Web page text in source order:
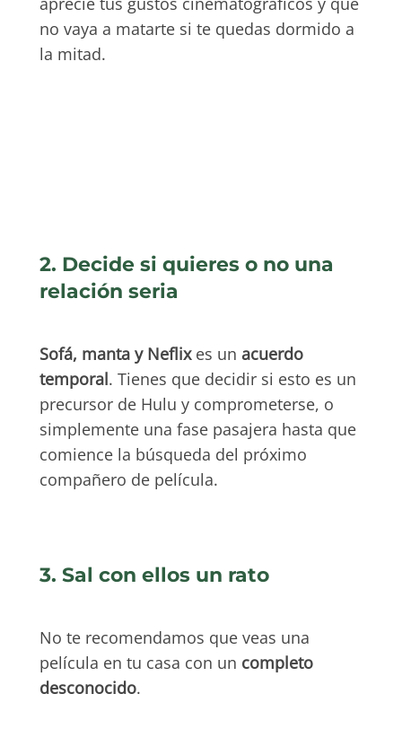
no vaya a matarte si te quedas dormido a
la mitad.
2. Decide si quieres o no una
relación seria
Sofá, manta y Neflixes un acuerdo
temporal. Tienes que decidir si esto es un
precursor de Hulu y comprometerse, o
simplemente una fase pasajera hasta que
comience la búsqueda del próximo
compañero de película.
3. Sal con ellos un rato
No te recomendamos que veas una
película en tu casa con un completo
desconocido.